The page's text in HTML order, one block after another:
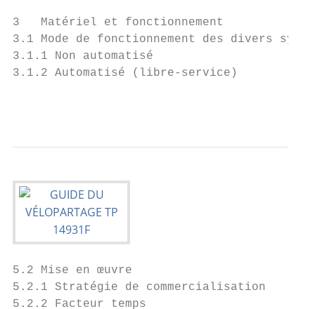
3   Matériel et fonctionnement
3.1 Mode de fonctionnement des
3.1.1 Non automatisé
3.1.2 Automatisé (libre-service)
5.2 Mise en œuvre
5.2.1 Stratégie de commercialisation
5.2.2 Facteur temps